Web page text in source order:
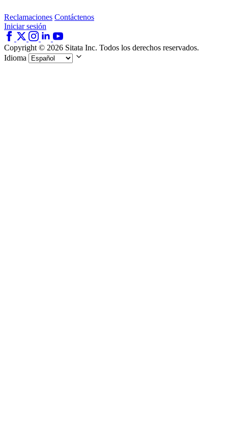
Reclamaciones Contáctenos
Iniciar sesión
Copyright © 2026 Sitata Inc. Todos los derechos reservados.
Idioma